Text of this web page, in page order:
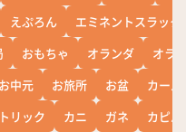
えぷろん
エミネントスラック
おもちゃ オランダ
オラ
お中元 お旅所 お盆
カー
リック カニ ガネ
カピバ